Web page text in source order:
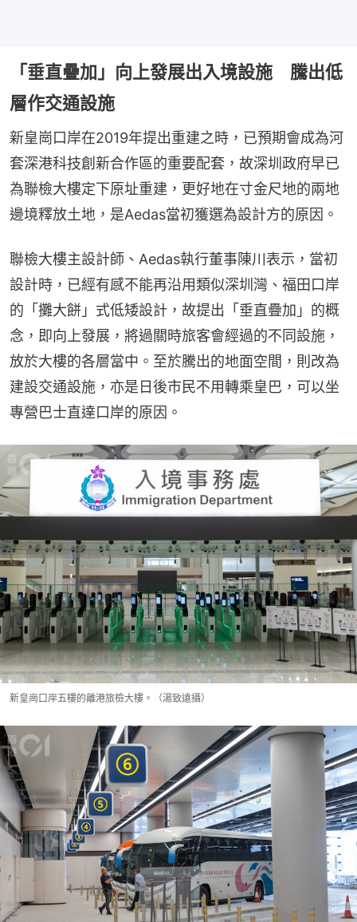
「垂直疊加」向上發展出入境設施 騰出低
層作交通設施
新皇崗口岸在2019年提出重建之時，已預期會成為河
套深港科技創新合作區的重要配套，故深圳政府早已
為聯檢大樓定下原址重建，更好地在寸金尺地的兩地
邊境釋放土地，是Aedas當初獲選為設計方的原因。
聯檢大樓主設計師、Aedas執行董事陳川表示，當初
設計時，已經有感不能再沿用類似深圳灣、福田口岸
的「攤大餅」式低矮設計，故提出「垂直疊加」的概
念，即向上發展，將過關時旅客會經過的不同設施，
放於大樓的各層當中。至於騰出的地面空間，則改為
建設交通設施，亦是日後市民不用轉乘皇巴，可以坐
專營巴士直達口岸的原因。
新皇崗口岸五樓的離港旅檢大樓。（湯致遠攝）